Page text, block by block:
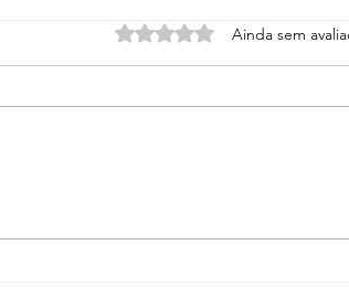
Avaliado com 0 de 5
Ainda sem